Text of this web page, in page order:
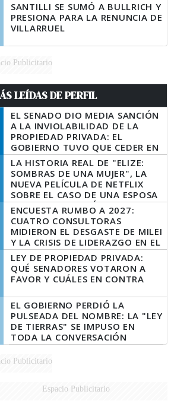
SANTILLI SE SUMÓ A BULLRICH Y
PRESIONA PARA LA RENUNCIA DE
VILLARRUEL
Publicitario
LEÍDAS DE PERFIL
EL SENADO DIO MEDIA SANCIÓN
A LA INVIOLABILIDAD DE LA
PROPIEDAD PRIVADA: EL
GOBIERNO TUVO QUE CEDER EN
LA LEY DEL MANEJO DEL FUEGO
LA HISTORIA REAL DE "ELIZE:
SOMBRAS DE UNA MUJER", LA
NUEVA PELÍCULA DE NETFLIX
SOBRE EL CASO DE UNA ESPOSA
QUE DESCUARTIZÓ A SU
MARIDO
ENCUESTA RUMBO A 2027:
CUATRO CONSULTORAS
MIDIERON EL DESGASTE DE MILEI
Y LA CRISIS DE LIDERAZGO EN EL
PERONISMO
LEY DE PROPIEDAD PRIVADA:
QUÉ SENADORES VOTARON A
FAVOR Y CUÁLES EN CONTRA
EL GOBIERNO PERDIÓ LA
PULSEADA DEL NOMBRE: LA "LEY
DE TIERRAS" SE IMPUSO EN
TODA LA CONVERSACIÓN
DIGITAL
Publicitario
Espacio Publicitario